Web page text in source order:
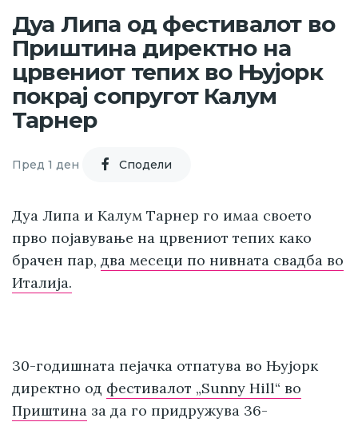
Дуа Липа од фестивалот во
Приштина директно на
црвениот тепих во Њујорк
покрај сопругот Калум
Тарнер
Пред 1 ден Cподели
Дуа Липа и Калум Тарнер го имаа своето
прво појавување на црвениот тепих како
брачен пар, два месеци по нивната свадба во
Италија.
30-годишната пејачка отпатува во Њујорк
директно од фестивалот „Sunny Hill“ во
Приштина за да го придружува 36-